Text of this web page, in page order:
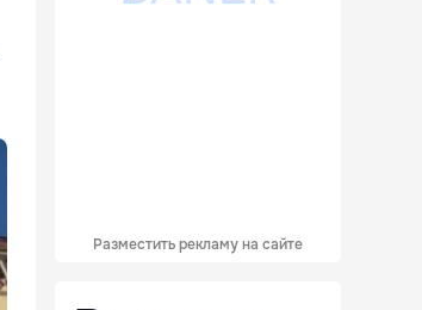
Разместить рекламу на сайте